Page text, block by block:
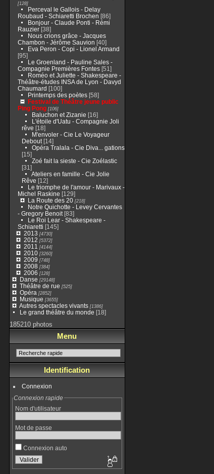
[128]
Perceval le Gallois - Delay
Roubaud - Schiaretti Brochen [86]
Bonjour - Claude Ponti - Rémi
Rauzier[38]
Nous crions grâce - Jacques
Chambon - Jérôme Sauvion [40]
Eva Peron - Copi - Lionel Armand
[95]
Le Groenland - Pauline Sales -
Compagnie Premières Fontes[51]
Roméo et Juliette - Shakespeare -
Théâtre-études INSA de Lyon - Davyd
Chaumard [100]
Printemps des poètes[58]
Festival de Théâtre jeune public
Ping Pong[106]
Baluchon et Zizanie [16]
L'étoile d'Uatu - Compagnie Joli
rêve [18]
M'envoler - Cie Le Voyageur
Debout[14]
Opéra Tralala - Cie Diva... gations
[15]
Zoé fait la sieste - Cie Zoélastic
[31]
Ateliers en famille - Cie Jolie
Rêve [12]
Le triomphe de l'amour - Marivaux -
Michel Raskine [129]
La Route des 20[218]
Notre Quichotte - Levey Cervantes
- Gregory Benoit[83]
Le Roi Lear - Shakespeare -
Schiaretti [145]
2013 [4730]
2012 [5372]
2011 [4144]
2010[3260]
2009 [748]
2008 [384]
2006 [128]
Danse [29148]
Théâtre de rue [525]
Opéra [2852]
Musique [3655]
Autres spectacles vivants[1386]
Le grand théâtre du monde [18]
185210 photos
Menu
Identification
Connexion
Connexion rapide
Nom d'utilisateur
Mot de passe
Connexion auto